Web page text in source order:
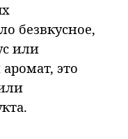
безвкусное,
или
это